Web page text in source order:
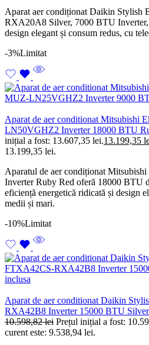
Aparat aer condiționat Daikin
RXA20A8 Silver, 7000 BTU Inverter,
design elegant și consum redus, cu
-3%Limitat
Aparat de aer conditionat Mitsubishi
LN50VGHZ2 Inverter 18000 BTU
inițial a fost: 13.607,35 lei.13.199,35
13.199,35 lei.
Aparatul de aer condiționat
Inverter Ruby Red oferă 18000 BTU
eficiență energetică ridicată și design
medii și mari.
-10%Limitat
Aparat de aer conditionat Daikin
RXA42B8 Inverter 15000 BTU Silver
10.598,82lei Prețul inițial a fost:
curent este: 9.538,94 lei.